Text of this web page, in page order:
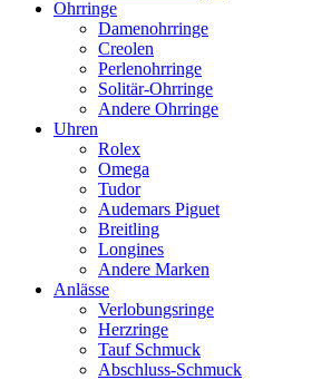
Ohrringe
Damenohrringe
Creolen
Perlenohrringe
Solitär-Ohrringe
Andere Ohrringe
Uhren
Rolex
Omega
Tudor
Audemars Piguet
Breitling
Longines
Andere Marken
Anlässe
Verlobungsringe
Herzringe
Tauf Schmuck
Abschluss-Schmuck